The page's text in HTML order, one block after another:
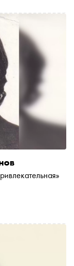
на этой
ли
облика
— не всегда
и из-за чего